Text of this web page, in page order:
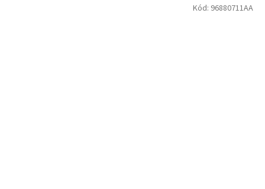
Kód: 96880711AA